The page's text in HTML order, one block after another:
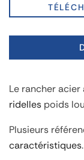
Le rancher
ridelles poids
Plusieurs
caractéristiques.